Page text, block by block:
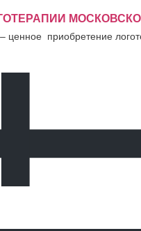
ценное приобретение